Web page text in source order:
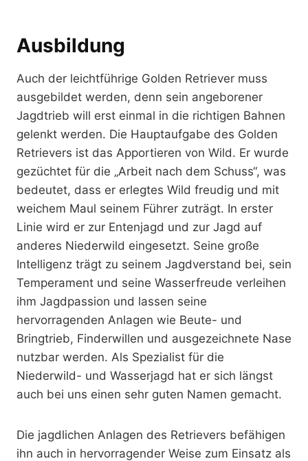
Ausbildung
Auch der leichtführige Golden Retriever muss
ausgebildet werden, denn sein angeborener
Jagdtrieb will erst einmal in die richtigen Bahnen
gelenkt werden. Die Hauptaufgabe des Golden
Retrievers ist das Apportieren von Wild. Er wurde
gezüchtet für die „Arbeit nach dem Schuss“, was
bedeutet, dass er erlegtes Wild freudig und mit
weichem Maul seinem Führer zuträgt. In erster
Linie wird er zur Entenjagd und zur Jagd auf
anderes Niederwild eingesetzt. Seine große
Intelligenz trägt zu seinem Jagdverstand bei, sein
Temperament und seine Wasserfreude verleihen
ihm Jagdpassion und lassen seine
hervorragenden Anlagen wie Beute- und
Bringtrieb, Finderwillen und ausgezeichnete Nase
nutzbar werden. Als Spezialist für die
Niederwild- und Wasserjagd hat er sich längst
auch bei uns einen sehr guten Namen gemacht.
Die jagdlichen Anlagen des Retrievers befähigen
ihn auch in hervorragender Weise zum Einsatz als